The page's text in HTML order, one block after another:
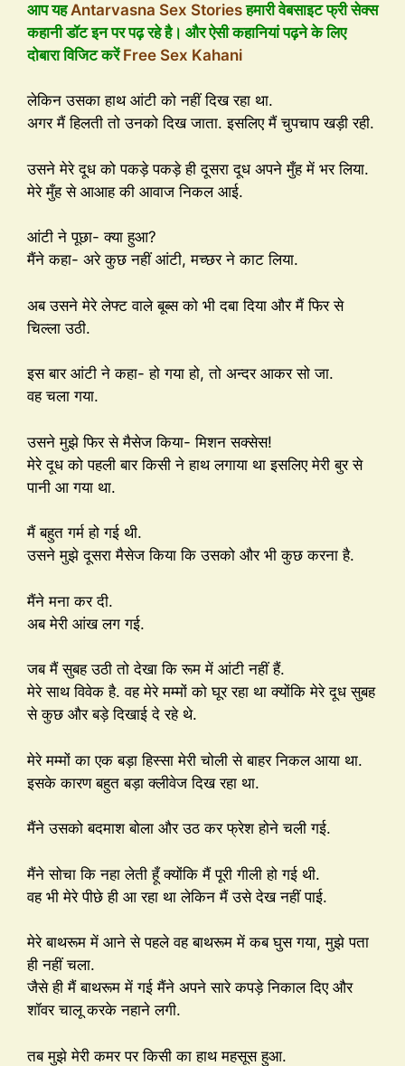
आप यहAntarvasna Sex Storiesहमारी वेबसाइट फ्री सेक्स
कहानी डॉट इन पर पढ़ रहे है। और ऐसी कहानियां पढ़ने के लिए
दोबारा विजिट करेंFree Sex Kahani
लेकिन उसका हाथ आंटी को नहीं दिख रहा था.
अगर मैं हिलती तो उनको दिख जाता. इसलिए मैं चुपचाप खड़ी रही.
उसने मेरे दूध को पकड़े पकड़े ही दूसरा दूध अपने मुँह में भर लिया.
मेरे मुँह से आआह की आवाज निकल आई.
आंटी ने पूछा- क्या हुआ?
मैंने कहा- अरे कुछ नहीं आंटी, मच्छर ने काट लिया.
अब उसने मेरे लेफ्ट वाले बूब्स को भी दबा दिया और मैं फिर से
चिल्ला उठी.
इस बार आंटी ने कहा- हो गया हो, तो अन्दर आकर सो जा.
वह चला गया.
उसने मुझे फिर से मैसेज किया- मिशन सक्सेस!
मेरे दूध को पहली बार किसी ने हाथ लगाया था इसलिए मेरी बुर से
पानी आ गया था.
मैं बहुत गर्म हो गई थी.
उसने मुझे दूसरा मैसेज किया कि उसको और भी कुछ करना है.
मैंने मना कर दी.
अब मेरी आंख लग गई.
जब मैं सुबह उठी तो देखा कि रूम में आंटी नहीं हैं.
मेरे साथ विवेक है. वह मेरे मम्मों को घूर रहा था क्योंकि मेरे दूध सुबह
से कुछ और बड़े दिखाई दे रहे थे.
मेरे मम्मों का एक बड़ा हिस्सा मेरी चोली से बाहर निकल आया था.
इसके कारण बहुत बड़ा क्लीवेज दिख रहा था.
मैंने उसको बदमाश बोला और उठ कर फ्रेश होने चली गई.
मैंने सोचा कि नहा लेती हूँ क्योंकि मैं पूरी गीली हो गई थी.
वह भी मेरे पीछे ही आ रहा था लेकिन मैं उसे देख नहीं पाई.
मेरे बाथरूम में आने से पहले वह बाथरूम में कब घुस गया, मुझे पता
ही नहीं चला.
जैसे ही मैं बाथरूम में गई मैंने अपने सारे कपड़े निकाल दिए और
शॉवर चालू करके नहाने लगी.
तब मुझे मेरी कमर पर किसी का हाथ महसूस हुआ.